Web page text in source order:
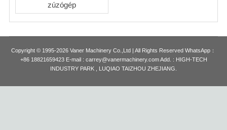
zúzógép
Copyright © 1995-2026 Vaner Machinery Co.,Ltd | All Rights Reserved WhatsApp：
+86 18821659423 E-mail : carrey@vanermachinery.com Add. : HIGH-TECH
INDUSTRY PARK , LUQIAO TAIZHOU ZHEJIANG.